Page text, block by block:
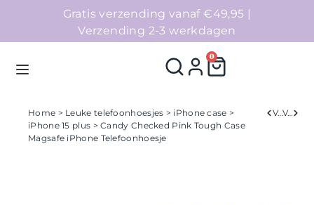
Gratis verzending vanaf €49,95 |
Verzending 2-3 werkdagen
0
Homepage
Home > Leuke telefoonhoesjes > iPhone case >
iPhone 15 plus > Candy Checked Pink Tough Case
Magsafe iPhone Telefoonhoesje
Verleden Volgend